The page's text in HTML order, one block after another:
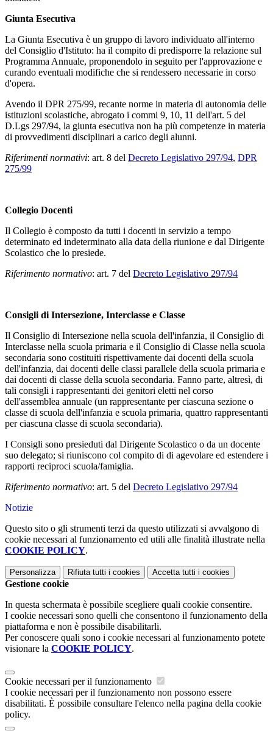
Giunta Esecutiva
La Giunta Esecutiva è un gruppo di lavoro individuato all'interno
del Consiglio d'Istituto: ha il compito di predisporre la relazione sul
Programma Annuale, proponendolo in seguito per l'approvazione e
curando eventuali modifiche che si rendessero necessarie in corso
d'opera.
Avendo il DPR 275/99, recante norme in materia di autonomia delle
istituzioni scolastiche, abrogato i commi 9, 10, 11 dell'art. 5 del
D.Lgs 297/94, la giunta esecutiva non ha più competenze in materia
di provvedimenti disciplinari a carico degli alunni.
Riferimenti normativi: art. 8 del Decreto Legislativo 297/94, DPR
275/99
Collegio Docenti
Il Collegio è composto da tutti i docenti in servizio a tempo
determinato ed indeterminato alla data della riunione e dal Dirigente
Scolastico che lo presiede.
Riferimento normativo: art. 7 del Decreto Legislativo 297/94
Consigli di Intersezione, Interclasse e Classe
Il Consiglio di Intersezione nella scuola dell'infanzia, il Consiglio di
Interclasse nella scuola primaria e il Consiglio di Classe nella scuola
secondaria sono costituiti rispettivamente dai docenti della scuola
dell'infanzia, dai docenti delle classi parallele della scuola primaria e
dai docenti di classe della scuola secondaria. Fanno parte, altresì, di
tali consigli i rappresentanti dei genitori eletti nel corso
dell'assemblea annuale (un rappresentante per ciascuna sezione o
classe di scuola dell'infanzia e scuola primaria, quattro rappresentanti
per ciascuna classe di scuola secondaria).
I Consigli sono presieduti dal Dirigente Scolastico o da un docente
suo delegato; si riuniscono col compito di di agevolare ed estendere i
rapporti reciproci scuola/famiglia.
Riferimento normativo: art. 5 del Decreto Legislativo 297/94
Notizie
Questo sito o gli strumenti terzi da questo utilizzati si avvalgono di
cookie necessari al funzionamento ed utili alle finalità illustrate nella
COOKIE POLICY.
Personalizza Rifiuta tutti i cookies Accetta tutti i cookies
Gestione cookie
In questa schermata è possibile scegliere quali cookie consentire.
I cookie necessari sono quelli che consentono il funzionamento della
piattaforma e non è possibile disabilitarli.
Per conoscere quali sono i cookie necessari al funzionamento potete
visionare la COOKIE POLICY.
Cookie necessari per il funzionamento
I cookie necessari per il funzionamento non possono essere
disabilitati. È possibile consultare l'elenco nella pagina della cookie
policy.